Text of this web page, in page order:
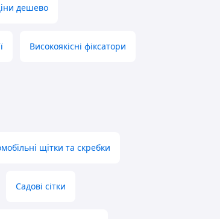
дешево
Високоякісні фіксатори
щітки та скребки
Садові сітки